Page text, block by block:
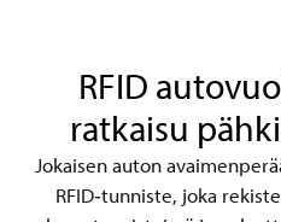
RFID
ratkaisu
Jokaisen auton
RFID‑tunniste, joka